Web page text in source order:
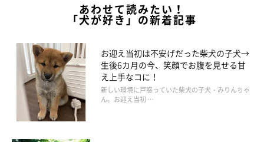
あわせて読みたい！
「犬が好き」の新着記事
お迎え当初は不安げだった柴犬の子犬→
生後6カ月の今、笑顔でお腹を見せる甘
え上手なコに！
新しい環境に戸惑っていた柴犬の子犬・みりんちゃ
ん。お迎え当初 …